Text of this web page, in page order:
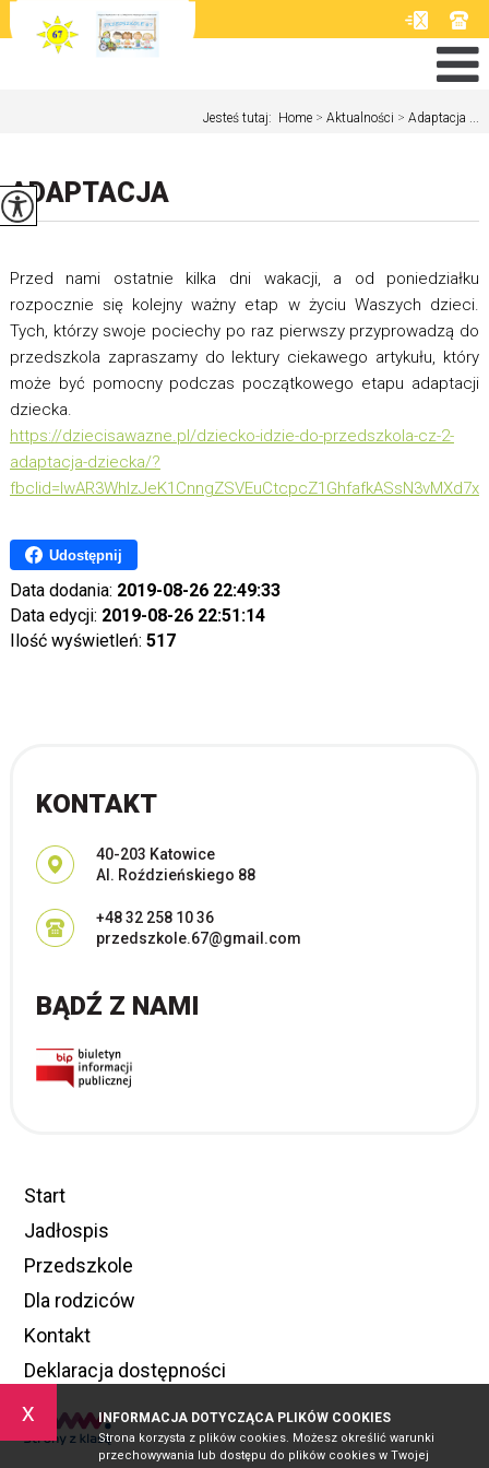
x INFORMACJA DOTYCZĄCA PLIKÓW COOKIES
Strona korzysta z plików cookies. Możesz określić warunki
przechowywania lub dostępu do plików cookies w Twojej
Jesteś tutaj: Home > Aktualności > Adaptacja ...
ADAPTACJA
Przed nami ostatnie kilka dni wakacji, a od poniedziałku
rozpocznie się kolejny ważny etap w życiu Waszych dzieci.
Tych, którzy swoje pociechy po raz pierwszy przyprowadzą do
przedszkola zapraszamy do lektury ciekawego artykułu, który
może być pomocny podczas początkowego etapu adaptacji
dziecka.
https://dziecisawazne.pl/dziecko-idzie-do-przedszkola-cz-2-
adaptacja-dziecka/?
Udostępnij
Data dodania: 2019-08-26 22:49:33
Data edycji: 2019-08-26 22:51:14
Ilość wyświetleń: 517
KONTAKT
Adres pocztowy:
40-203 Katowice
Al. Roździeńskiego 88
+48 32 258 10 36
przedszkole.67@gmail.com
BĄDŹ Z NAMI
Start
Jadłospis
Przedszkole
Dla rodziców
Kontakt
Deklaracja dostępności